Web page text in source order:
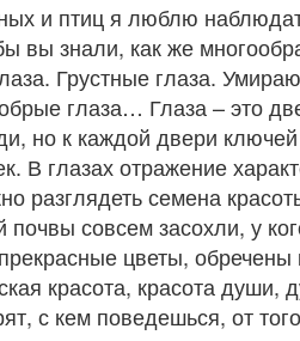
и птиц я люблю
вы знали, как же
Грустные глаза.
глаза… Глаза – это
но к каждой двери
В глазах отражение
разглядеть семена
почвы совсем засохли, у
цветы,
красота, красота
с кем поведешься, от